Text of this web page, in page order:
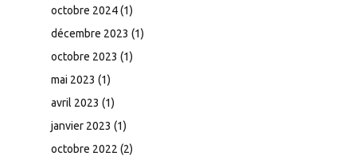
octobre 2024(1)
décembre 2023 (1)
octobre 2023 (1)
mai 2023 (1)
avril 2023 (1)
janvier 2023 (1)
octobre 2022 (2)